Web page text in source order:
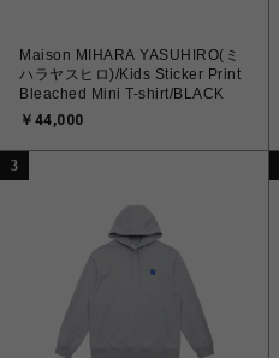
Maison MIHARA YASUHIRO(ミ
ハラヤスヒロ)/Kids Sticker Print
Bleached Mini T-shirt/BLACK
￥44,000
3